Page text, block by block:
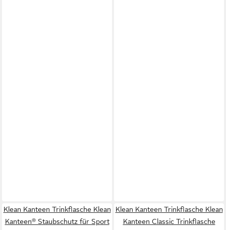
Klean Kanteen Trinkflasche Klean
Kanteen® Staubschutz für Sport
Klean Kanteen Trinkflasche Klean
Kanteen Classic Trinkflasche